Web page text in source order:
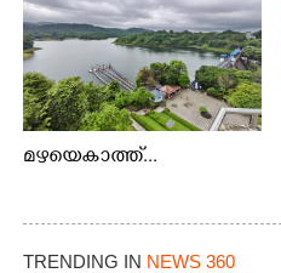
മഴയെകാത്ത്...
TRENDING IN NEWS 360